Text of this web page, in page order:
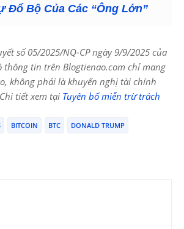
Đổ Bộ Của Các “Ông Lớn”
số 05/2025/NQ-CP ngày 9/9/2025 của
thông tin trên Blogtienao.com chỉ mang
không phải là khuyến nghị tài chính
tiết xem tại Tuyên bố miễn trừ trách
BITCOIN BTC DONALD TRUMP